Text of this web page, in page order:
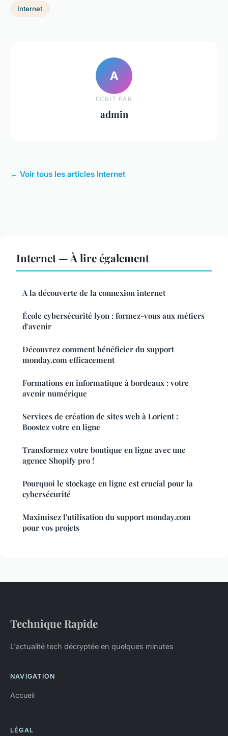
Internet
A
ECRIT PAR
admin
← Voir tous les articles Internet
Internet — À lire également
A la découverte de la connexion internet
École cybersécurité lyon : formez-vous aux métiers
d'avenir
Découvrez comment bénéficier du support
monday.com efficacement
Formations en informatique à bordeaux : votre
avenir numérique
Services de création de sites web à Lorient :
Boostez votre en ligne
Transformez votre boutique en ligne avec une
agence Shopify pro !
Pourquoi le stockage en ligne est crucial pour la
cybersécurité
Maximisez l'utilisation du support monday.com
pour vos projets
Technique Rapide
L'actualité tech décryptée en quelques minutes
NAVIGATION
Accueil
LÉGAL